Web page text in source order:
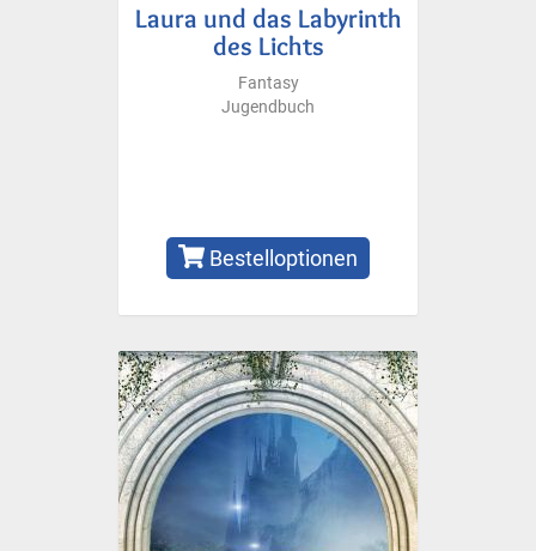
Laura und das Labyrinth
des Lichts
Fantasy
Jugendbuch
Bestelloptionen